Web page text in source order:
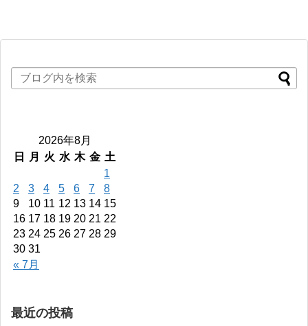
2026年8月
日
月 火 水 木 金 土
« 7月
1
2
3 4 5 6 7
8
9
10 11 12 13 14 15
16 17 18 19 20 21 22
23 24 25 26 27 28 29
30 31
最近の投稿